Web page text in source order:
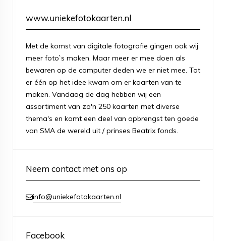
www.uniekefotokaarten.nl
Met de komst van digitale fotografie gingen ook wij
meer foto`s maken. Maar meer er mee doen als
bewaren op de computer deden we er niet mee. Tot
er één op het idee kwam om er kaarten van te
maken. Vandaag de dag hebben wij een
assortiment van zo'n 250 kaarten met diverse
thema's en komt een deel van opbrengst ten goede
van SMA de wereld uit / prinses Beatrix fonds.
Neem contact met ons op
info@uniekefotokaarten.nl
Facebook